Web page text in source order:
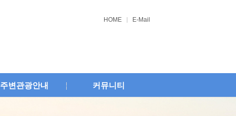
HOME E-Mail
주변관광안내 커뮤니티